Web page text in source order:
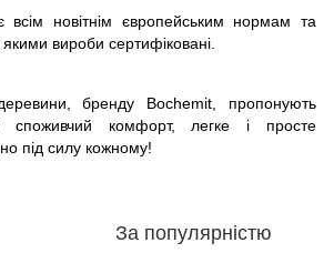
всім новітнім європейським нормам та
якими вироби сертифіковані.
бренду Bochemit, пропонують
споживчий комфорт, легке і просте
під силу кожному!
За популярністю